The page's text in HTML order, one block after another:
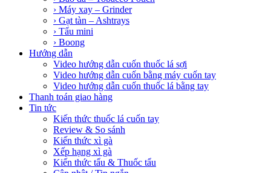
› Máy xay – Grinder
› Gạt tàn – Ashtrays
› Tẩu mini
› Boong
Hướng dẫn
Video hướng dẫn cuốn thuốc lá sợi
Video hướng dẫn cuốn bằng máy cuốn tay
Video hướng dẫn cuốn thuốc lá bằng tay
Thanh toán giao hàng
Tin tức
Kiến thức thuốc lá cuốn tay
Review & So sánh
Kiến thức xì gà
Xếp hạng xì gà
Kiến thức tẩu & Thuốc tẩu